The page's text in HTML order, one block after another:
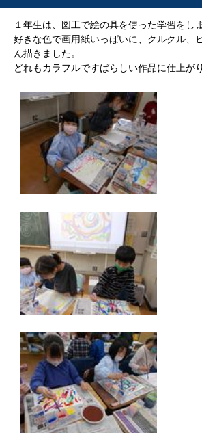
１年生は、図工で絵の具を使った学習をし
好きな色で画用紙いっぱいに、クルクル、
ん描きました。
どれもカラフルですばらしい作品に仕上が